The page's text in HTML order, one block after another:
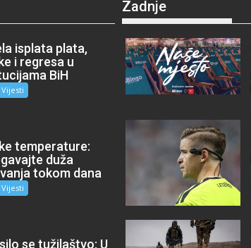
isplata plata,
i regresa u
BiH
Vijesti
temperature:
duža
tokom dana
Vijesti
se tužilaštvo: U
Zadnje